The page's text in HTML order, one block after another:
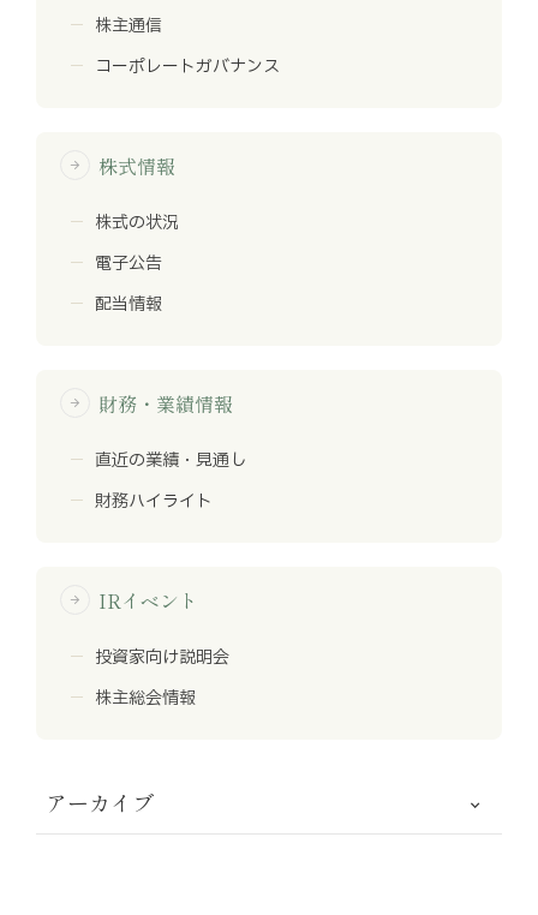
株主通信
コーポレートガバナンス
arrow_forward 株式情報
株式の状況
電子公告
配当情報
arrow_forward 財務・業績情報
直近の業績・見通し
財務ハイライト
arrow_forward IRイベント
投資家向け説明会
株主総会情報
アーカイブ